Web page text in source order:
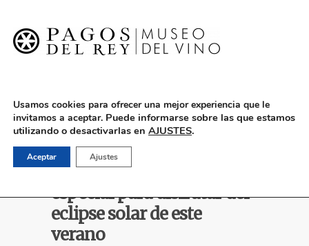
English
Pagos del Rey Museo del
Vino propone una velada
especial para disfrutar del
eclipse solar de este
verano
Usamos cookies para ofrecer una mejor experiencia que le
invitamos a aceptar. Puede informarse sobre las que estamos
utilizando o desactivarlas en AJUSTES.
Aceptar Ajustes